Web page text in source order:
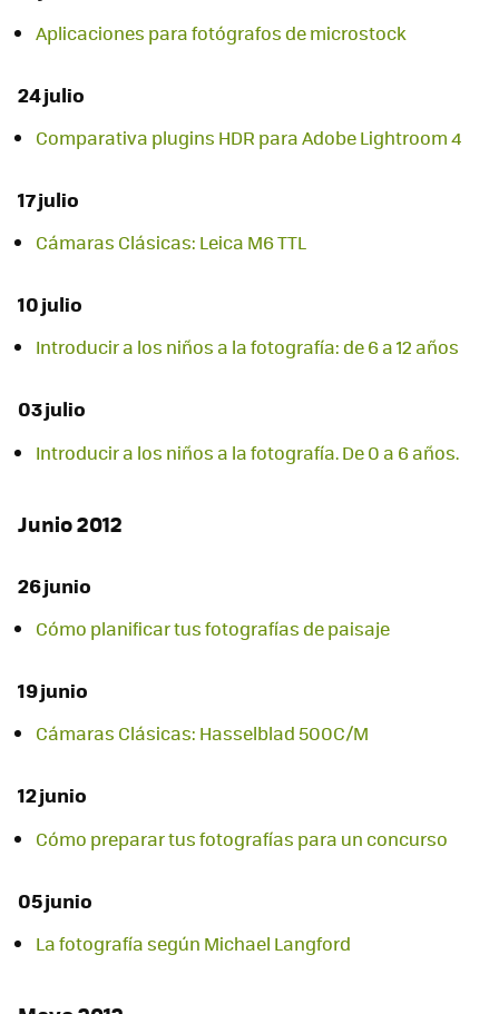
Aplicaciones para fotógrafos de microstock
24 julio
Comparativa plugins HDR para Adobe Lightroom 4
17 julio
Cámaras Clásicas: Leica M6 TTL
10 julio
Introducir a los niños a la fotografía: de 6 a 12 años
03 julio
Introducir a los niños a la fotografía. De 0 a 6 años.
Junio 2012
26 junio
Cómo planificar tus fotografías de paisaje
19 junio
Cámaras Clásicas: Hasselblad 500C/M
12 junio
Cómo preparar tus fotografías para un concurso
05 junio
La fotografía según Michael Langford